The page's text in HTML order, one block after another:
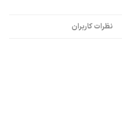
نظرات کاربران